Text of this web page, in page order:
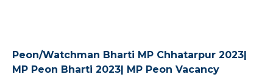
Peon/Watchman Bharti MP Chhatarpur 2023|
MP Peon Bharti 2023| MP Peon Vacancy